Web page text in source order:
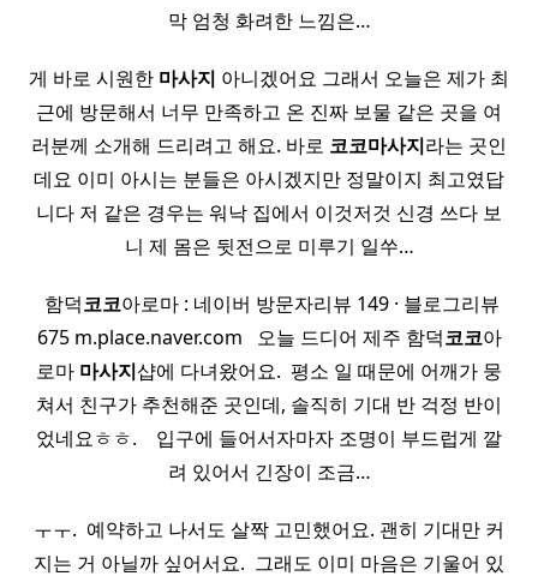
막 엄청 화려한 느낌은…
게 바로 시원한 마사지 아니겠어요 그래서 오늘은 제가 최
근에 방문해서 너무 만족하고 온 진짜 보물 같은 곳을 여
러분께 소개해 드리려고 해요. 바로 코코마사지라는 곳인
데요 이미 아시는 분들은 아시겠지만 정말이지 최고였답
니다 저 같은 경우는 워낙 집에서 이것저것 신경 쓰다 보
니 제 몸은 뒷전으로 미루기 일쑤…
​ 함덕코코아로마 : 네이버 방문자리뷰 149 · 블로그리뷰
675 m.place.naver.com ​ ​ 오늘 드디어 제주 함덕코코아
로마 마사지샵에 다녀왔어요. ​ 평소 일 때문에 어깨가 뭉
쳐서 친구가 추천해준 곳인데, 솔직히 기대 반 걱정 반이
었네요ㅎㅎ. ​ ​ ​ 입구에 들어서자마자 조명이 부드럽게 깔
려 있어서 긴장이 조금…
ㅜㅜ. ​ 예약하고 나서도 살짝 고민했어요. 괜히 기대만 커
지는 거 아닐까 싶어서요. ​ 그래도 이미 마음은 기울어 있